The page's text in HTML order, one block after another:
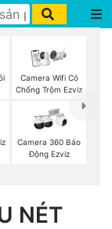
Camera Wifi Có
Chống Trộm Ezviz
Camera 360 Báo
Động Ezviz
NÉT